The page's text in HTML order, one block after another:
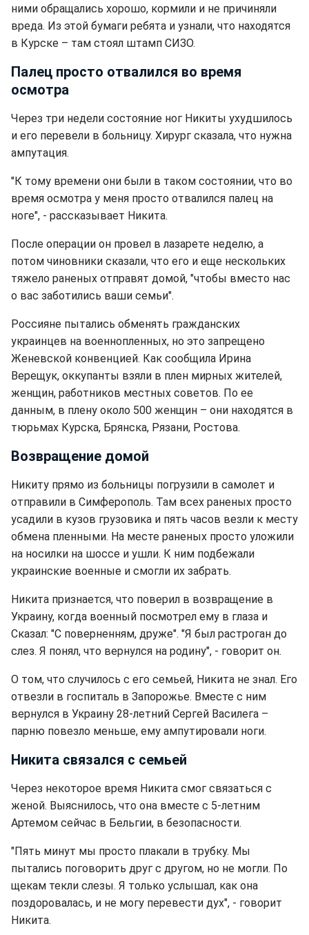
ними обращались хорошо, кормили и не причиняли
вреда. Из этой бумаги ребята и узнали, что находятся
в Курске – там стоял штамп СИЗО.
Палец просто отвалился во время
осмотра
Через три недели состояние ног Никиты ухудшилось
и его перевели в больницу. Хирург сказала, что нужна
ампутация.
"К тому времени они были в таком состоянии, что во
время осмотра у меня просто отвалился палец на
ноге", - рассказывает Никита.
После операции он провел в лазарете неделю, а
потом чиновники сказали, что его и еще нескольких
тяжело раненых отправят домой, "чтобы вместо нас
о вас заботились ваши семьи".
Россияне пытались обменять гражданских
украинцев на военнопленных, но это запрещено
Женевской конвенцией. Как сообщила Ирина
Верещук, оккупанты взяли в плен мирных жителей,
женщин, работников местных советов. По ее
данным, в плену около 500 женщин – они находятся в
тюрьмах Курска, Брянска, Рязани, Ростова.
Возвращение домой
Никиту прямо из больницы погрузили в самолет и
отправили в Симферополь. Там всех раненых просто
усадили в кузов грузовика и пять часов везли к месту
обмена пленными. На месте раненых просто уложили
на носилки на шоссе и ушли. К ним подбежали
украинские военные и смогли их забрать.
Никита признается, что поверил в возвращение в
Украину, когда военный посмотрел ему в глаза и
Сказал: "С поверненням, друже". "Я был растроган до
слез. Я понял, что вернулся на родину", - говорит он.
О том, что случилось с его семьей, Никита не знал. Его
отвезли в госпиталь в Запорожье. Вместе с ним
вернулся в Украину 28-летний Сергей Василега –
парню повезло меньше, ему ампутировали ноги.
Никита связался с семьей
Через некоторое время Никита смог связаться с
женой. Выяснилось, что она вместе с 5-летним
Артемом сейчас в Бельгии, в безопасности.
"Пять минут мы просто плакали в трубку. Мы
пытались поговорить друг с другом, но не могли. По
щекам текли слезы. Я только услышал, как она
поздоровалась, и не могу перевести дух", - говорит
Никита.